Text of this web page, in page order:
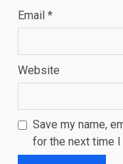
Email *
Website
Save my name,
for the next time I